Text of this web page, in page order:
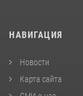
НАВИГАЦИЯ
Новости
Карта сайта